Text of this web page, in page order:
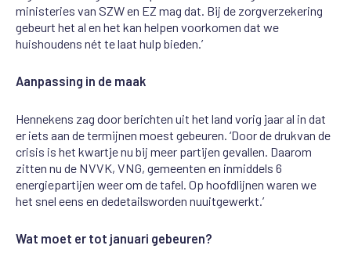
ministeries van SZW en EZ mag dat Bij de zorgverzekering
gebeurt het al en het kan helpen voorkomen dat we
huishoudens nét telaat hulp bieden.’
Aanpassing in de maak
Hennekens zag door berichten uit het land vorig jaar al in dat
er iets aan de termijnen moest gebeuren. ‘Door de drukvan de
crisis is het kwartje nu bij meer partijen gevallen. Daarom
zitten nu de NVVK, VNG, gemeenten en inmiddels 6
energiepartijen weer om de tafel. Op hoofdlijnen waren we
het snel eens en dedetailsworden nuuitgewerkt.’
Wat moet er tot januari gebeuren?